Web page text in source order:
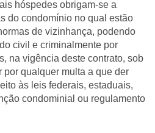
hóspedes obrigam-se a
do condomínio no qual estão
de vizinhança, podendo
civil e criminalmente por
na vigência deste contrato, sob
por qualquer multa a que der
às leis federais, estaduais,
condominial ou regulamento